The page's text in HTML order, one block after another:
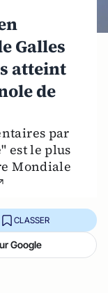
Galles
atteint
de
par
est le plus
Mondiale
CLASSER
Google